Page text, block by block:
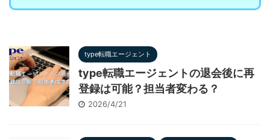
type転職エージェント
type転職エージェントの退会後に再
登録は可能？担当者変わる？
2026/4/21